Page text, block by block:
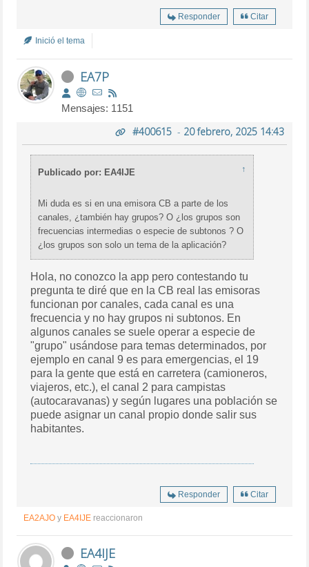
Responder Citar
Inició el tema
EA7P
Mensajes: 1151
#400615- 20 febrero, 2025 14:43
Publicado por: EA4IJE ↑
Mi duda es si en una emisora CB a parte de los
canales, ¿también hay grupos? O ¿los grupos son
frecuencias intermedias o especie de subtonos ? O
¿los grupos son solo un tema de la aplicación?
Hola, no conozco la app pero contestando tu
pregunta te diré que en la CB real las emisoras
funcionan por canales, cada canal es una
frecuencia y no hay grupos ni subtonos. En
algunos canales se suele operar a especie de
"grupo" usándose para temas determinados, por
ejemplo en canal 9 es para emergencias, el 19
para la gente que está en carretera (camioneros,
viajeros, etc.), el canal 2 para campistas
(autocaravanas) y según lugares una población se
puede asignar un canal propio donde salir sus
habitantes.
Responder Citar
EA2AJO y EA4IJE reaccionaron
EA4IJE